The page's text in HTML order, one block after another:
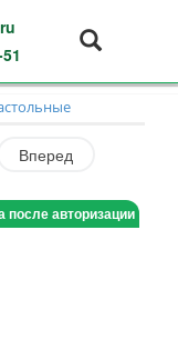
Вперед
после авторизации